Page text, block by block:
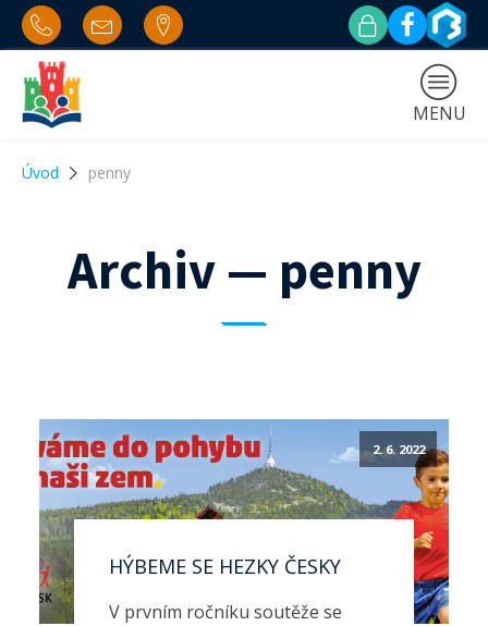
MENU
Úvod penny
Archiv — penny
2. 6. 2022
HÝBEME SE HEZKY ČESKY
V prvním ročníku soutěže se